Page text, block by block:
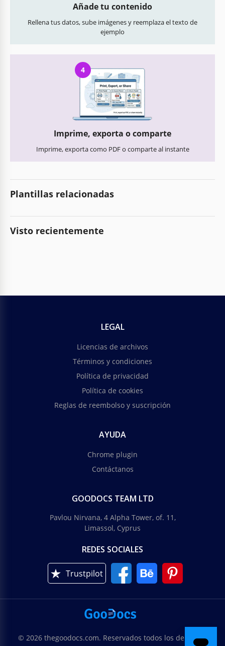
Añade tu contenido
Rellena tus datos, sube imágenes y reemplaza el texto de
ejemplo
4
Imprime, exporta o comparte
Imprime, exporta como PDF o comparte al instante
Plantillas relacionadas
Visto recientemente
LEGAL
Licencias de archivos
Términos y condiciones
Política de privacidad
Política de cookies
Reglas de reembolso y suscripción
AYUDA
Chrome plugin
Contáctanos
GOODOCS TEAM LTD
Pavlou Nirvana, 4 Alpha Tower, of. 11,
Limassol, Cyprus
REDES SOCIALES
Trustpilot
© 2026 thegoodocs.com. Reservados todos los derechos